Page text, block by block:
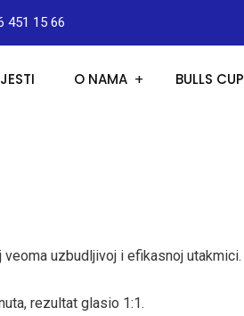
451 15 66
O NAMA BULLS CUP
uzbudljivoj i efikasnoj utakmici.
rezultat glasio 1:1.